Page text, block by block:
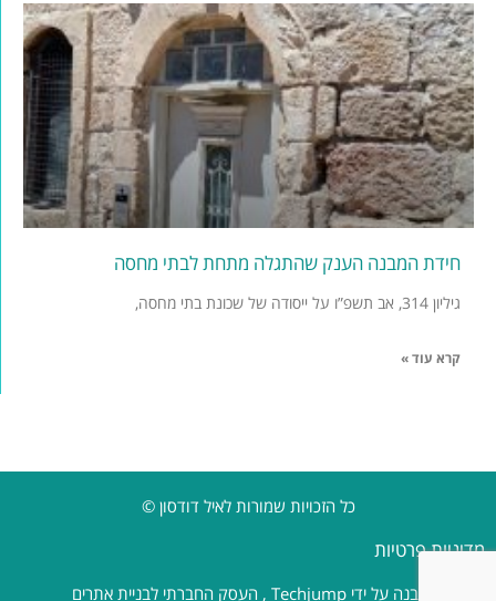
חידת המבנה הענק שהתגלה מתחת לבתי מחסה
גיליון 314, אב תשפ”ו על ייסודה של שכונת בתי מחסה,
קרא עוד »
כל הזכויות שמורות לאיל דודסון ©
מדיניות פרטיות
נבנה על ידיTechjump , העסק החברתי לבניית אתרים